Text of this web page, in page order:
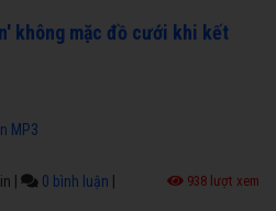
không mặc đồ cưới khi kết
MP3
0 bình luận 938 lượt xem